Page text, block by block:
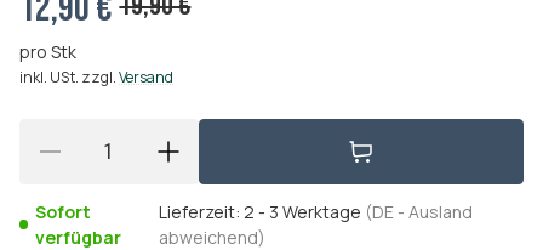
pro Stk
inkl. USt. zzgl.Versand
Sofort
verfügbar
Lieferzeit: 2 - 3 Werktage (DE - Ausland
abweichend)